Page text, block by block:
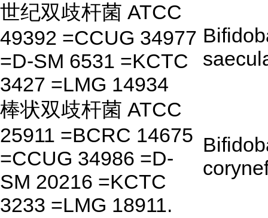
世纪双歧杆菌 ATCC
49392 =CCUG 34977
=D-SM 6531 =KCTC
3427 =LMG 14934
棒状双歧杆菌 ATCC
25911 =BCRC 14675
=CCUG 34986 =D-
SM 20216 =KCTC
3233 =LMG 18911.